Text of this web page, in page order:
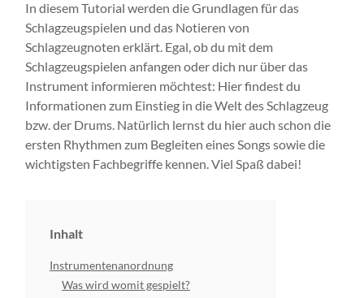
In diesem Tutorial werden die Grundlagen für das
Schlagzeugspielen und das Notieren von
Schlagzeugnoten erklärt. Egal, ob du mit dem
Schlagzeugspielen anfangen oder dich nur über das
Instrument informieren möchtest: Hier findest du
Informationen zum Einstieg in die Welt des Schlagzeug
bzw. der Drums. Natürlich lernst du hier auch schon die
ersten Rhythmen zum Begleiten eines Songs sowie die
wichtigsten Fachbegriffe kennen. Viel Spaß dabei!
Inhalt
Instrumentenanordnung
Was wird womit gespielt?